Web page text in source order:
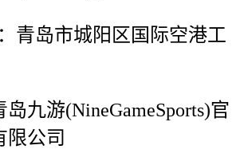
岛市城阳区国际空港工
九游(NineGameSports)官
限公司